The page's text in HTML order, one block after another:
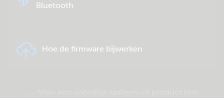
Bluetooth
Hoe de firmware bijwerken